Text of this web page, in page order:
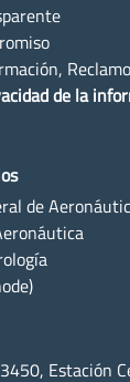
de la
de
Estación